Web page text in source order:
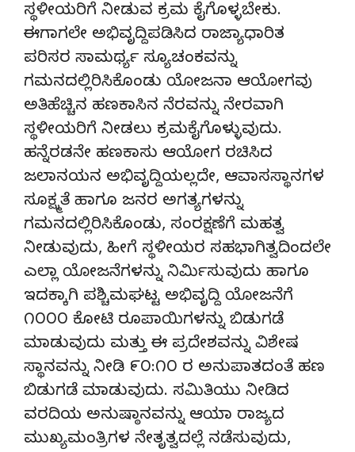
ಸ್ಥಳೀಯರಿಗೆ ನೀಡುವ ಕ್ರಮ ಕೈಗೊಳ್ಳಬೇಕು.
ಈಗಾಗಲೇ ಅಭಿವೃದ್ದಿಪಡಿಸಿದ ರಾಜ್ಯಾಧಾರಿತ
ಪರಿಸರ ಸಾಮರ್ಥ್ಯ ಸ್ಯೂಚಂಕವನ್ನು
ಗಮನದಲ್ಲಿರಿಸಿಕೊಂಡು ಯೋಜನಾ ಆಯೋಗವು
ಅತಿಹೆಚ್ಚಿನ ಹಣಕಾಸಿನ ನೆರವನ್ನು ನೇರವಾಗಿ
ಸ್ಥಳೀಯರಿಗೆ ನೀಡಲು ಕ್ರಮಕೈಗೊಳ್ಳುವುದು.
ಹನ್ನೆರಡನೇ ಹಣಕಾಸು ಆಯೋಗ ರಚಿಸಿದ
ಜಲಾನಯನ ಅಭಿವೃದ್ದಿಯಲ್ಲದೇ, ಆವಾಸಸ್ಥಾನಗಳ
ಸೂಕ್ಷ್ಮತೆ ಹಾಗೂ ಜನರ ಅಗತ್ಯಗಳನ್ನು
ಗಮನದಲ್ಲಿರಿಸಿಕೊಂಡು, ಸಂರಕ್ಷಣೆಗೆ ಮಹತ್ವ
ನೀಡುವುದು, ಹೀಗೆ ಸ್ಥಳೀಯರ ಸಹಭಾಗಿತ್ವದಿಂದಲೇ
ಎಲ್ಲಾ ಯೋಜನೆಗಳನ್ನು ನಿರ್ಮಿಸುವುದು ಹಾಗೂ
ಇದಕ್ಕಾಗಿ ಪಶ್ಚಿಮಘಟ್ಟ ಅಭಿವೃದ್ದಿ ಯೋಜನೆಗೆ
೧೦೦೦ ಕೋಟಿ ರೂಪಾಯಿಗಳನ್ನು ಬಿಡುಗಡೆ
ಮಾಡುವುದು ಮತ್ತು ಈ ಪ್ರದೇಶವನ್ನು ವಿಶೇಷ
ಸ್ಥಾನವನ್ನು ನೀಡಿ ೯೦:೧೦ ರ ಅನುಪಾತದಂತೆ ಹಣ
ಬಿಡುಗಡೆ ಮಾಡುವುದು. ಸಮಿತಿಯು ನೀಡಿದ
ವರದಿಯ ಅನುಷ್ಠಾನವನ್ನು ಆಯಾ ರಾಜ್ಯದ
ಮುಖ್ಯಮಂತ್ರಿಗಳ ನೇತೃತ್ವದಲ್ಲೆ ನಡೆಸುವುದು,